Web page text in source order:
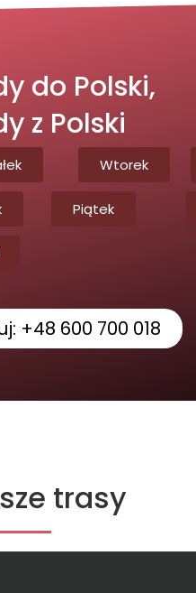
do Polski,
z Polski
Wtorek
Piątek
+48 600 700 018
trasy